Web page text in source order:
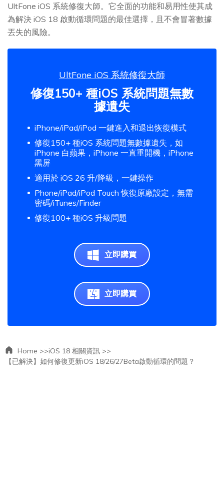
UltFone iOS 系統修復大師。它全面的功能和易用性使其成
為解決 iOS 18 啟動循環問題的最佳選擇，且不會冒著數據
丟失的風險。
UltFone iOS 系統修復大師
修復150+ 種iOS 系統問題無數
據遺失
iPhone/iPad/iPod 一鍵進入和退出恢復模式
修復150+ 種iOS 系統問題無數據遺失，如
iPhone 白蘋果，iPhone 一直重開機，iPhone
黑屏
適用於 iOS 26 升/降級，一鍵操作
Phone/iPad/iPod Touch 恢復原廠設定，無需
密碼/iTunes/Finder
修復100+ 種iOS 升級問題
立即購買
立即購買
Home >>iOS 18 相關資訊 >>
【已解決】如何修復更新iOS 18/26/27Beta啟動循環的問題？